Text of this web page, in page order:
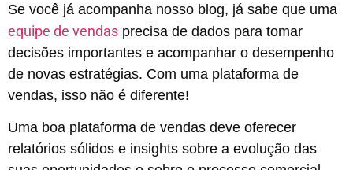
Se você já acompanha nosso blog, já sabe que uma
equipe de vendas precisa de dados para tomar
decisões importantes e acompanhar o desempenho
de novas estratégias. Com uma plataforma de
vendas, isso não é diferente!
Uma boa plataforma de vendas deve oferecer
relatórios sólidos e insights sobre a evolução das